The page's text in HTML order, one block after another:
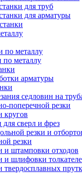
для труб
для арматуры
по металлу
по металлу
арматуры
седловин на
поперечной резки
кругов
сверл и фрез
резки и
резки
и штамповки отходов
и шлифовки
твердосплавных